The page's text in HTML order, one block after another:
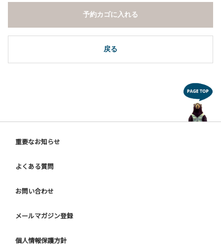
戻る
予約カゴに入れる
重要なお知らせ
よくある質問
お問い合わせ
メールマガジン登録
個人情報保護方針